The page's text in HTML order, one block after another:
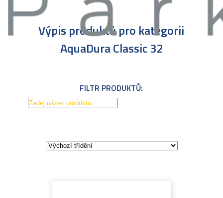
Výpis produktů pro kategorii
AquaDura Classic 32
FILTR PRODUKTŮ: